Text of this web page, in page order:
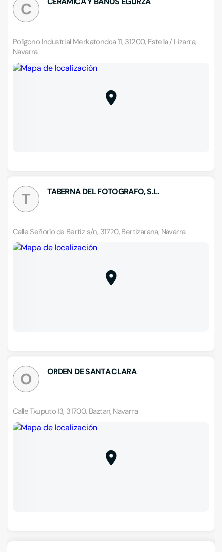
C
Polígono Industrial Merkatondoa 11, 31200, Estella / Lizarra,
Navarra
T TABERNA DEL FOTOGRAFO, S.L.
Calle Señorío de Bertiz s/n, 31720, Bertizarana, Navarra
O ORDEN DE SANTA CLARA
Calle Txuputo 13, 31700, Baztan, Navarra